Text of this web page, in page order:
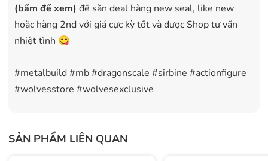
(bấm để xem) để săn deal hàng new seal, like new
hoặc hàng 2nd với giá cực kỳ tốt và được Shop tư vấn
nhiệt tình 😋
#metalbuild #mb #dragonscale #sirbine #actionfigure
#wolvesstore #wolvesexclusive
SẢN PHẨM LIÊN QUAN